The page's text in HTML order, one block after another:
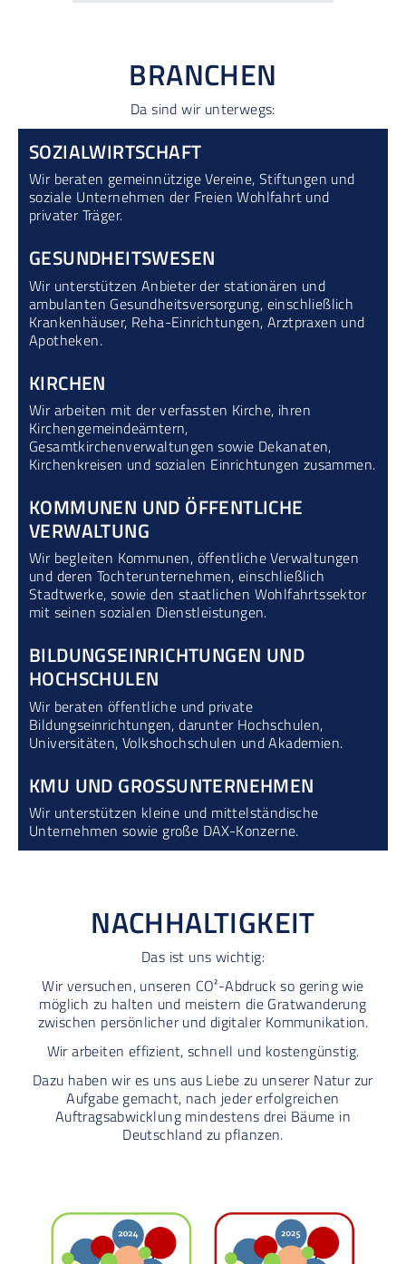
BRANCHEN
Da sind wir unterwegs:
SOZIAL­WIRTSCHAFT
Wir beraten gemeinnützige Vereine, Stiftungen und
soziale Unternehmen der Freien Wohlfahrt und
privater Träger.
GESUNDHEITS­WESEN
Wir unterstützen Anbieter der stationären und
ambulanten Gesundheitsversorgung, einschließlich
Krankenhäuser, Reha-Einrichtungen, Arztpraxen und
Apotheken.
KIRCHEN
Wir arbeiten mit der verfassten Kirche, ihren
Kirchengemeindeämtern,
Gesamtkirchenverwaltungen sowie Dekanaten,
Kirchenkreisen und sozialen Einrichtungen zusammen.
KOMMUNEN UND ÖFFENTLICHE
VERWALTUNG
Wir begleiten Kommunen, öffentliche Verwaltungen
und deren Tochterunternehmen, einschließlich
Stadtwerke, sowie den staatlichen Wohlfahrtssektor
mit seinen sozialen Dienstleistungen.
BILDUNGS­EINRICHTUNGEN UND
HOCHSCHULEN
Wir beraten öffentliche und private
Bildungseinrichtungen, darunter Hochschulen,
Universitäten, Volkshochschulen und Akademien.
KMU UND GROSS­UNTERNEHMEN
Wir unterstützen kleine und mittelständische
Unternehmen sowie große DAX-Konzerne.
NACHHALTIGKEIT
Das ist uns wichtig:
Wir versuchen, unseren CO²-Abdruck so gering wie
möglich zu halten und meistern die Gratwanderung
zwischen persönlicher und digitaler Kommunikation.
Wir arbeiten effizient, schnell und kostengünstig.
Dazu haben wir es uns aus Liebe zu unserer Natur zur
Aufgabe gemacht, nach jeder erfolgreichen
Auftragsabwicklung mindestens drei Bäume in
Deutschland zu pflanzen.